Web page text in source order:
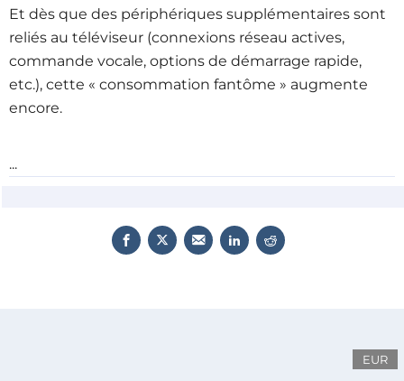
Et dès que des périphériques supplémentaires sont
reliés au téléviseur (connexions réseau actives,
commande vocale, options de démarrage rapide,
etc.), cette « consommation fantôme » augmente
encore.
...
EUR